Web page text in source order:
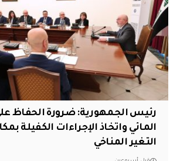
رئيس الجمهورية: ضرورة الحفاظ
المائي واتخاذ الإجراءات الكفيلة
التغير المناخي